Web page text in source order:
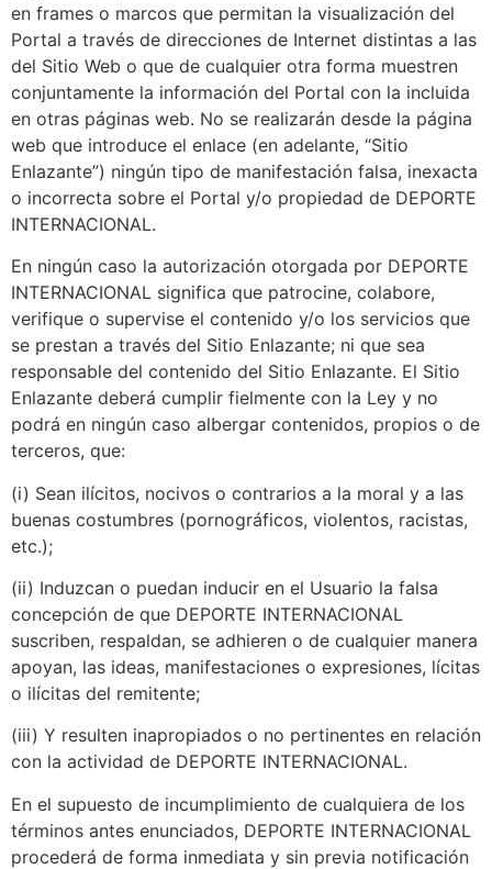
en frames o marcos que permitan la visualización del
Portal a través de direcciones de Internet distintas a las
del Sitio Web o que de cualquier otra forma muestren
conjuntamente la información del Portal con la incluida
en otras páginas web. No se realizarán desde la página
web que introduce el enlace (en adelante, “Sitio
Enlazante”) ningún tipo de manifestación falsa, inexacta
o incorrecta sobre el Portal y/o propiedad de DEPORTE
INTERNACIONAL.
En ningún caso la autorización otorgada por DEPORTE
INTERNACIONAL significa que patrocine, colabore,
verifique o supervise el contenido y/o los servicios que
se prestan a través del Sitio Enlazante; ni que sea
responsable del contenido del Sitio Enlazante. El Sitio
Enlazante deberá cumplir fielmente con la Ley y no
podrá en ningún caso albergar contenidos, propios o de
terceros, que:
(i) Sean ilícitos, nocivos o contrarios a la moral y a las
buenas costumbres (pornográficos, violentos, racistas,
etc.);
(ii) Induzcan o puedan inducir en el Usuario la falsa
concepción de que DEPORTE INTERNACIONAL
suscriben, respaldan, se adhieren o de cualquier manera
apoyan, las ideas, manifestaciones o expresiones, lícitas
o ilícitas del remitente;
(iii) Y resulten inapropiados o no pertinentes en relación
con la actividad de DEPORTE INTERNACIONAL.
En el supuesto de incumplimiento de cualquiera de los
términos antes enunciados, DEPORTE INTERNACIONAL
procederá de forma inmediata y sin previa notificación